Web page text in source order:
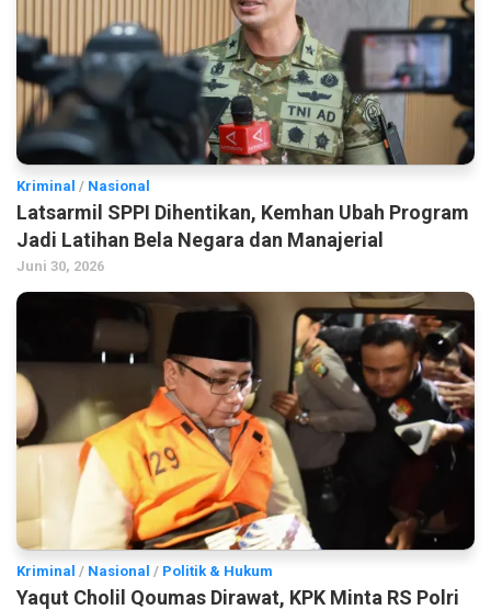
Kriminal / Nasional
Latsarmil SPPI Dihentikan, Kemhan Ubah Program
Jadi Latihan Bela Negara dan Manajerial
Juni 30, 2026
Kriminal / Nasional / Politik & Hukum
Yaqut Cholil Qoumas Dirawat, KPK Minta RS Polri